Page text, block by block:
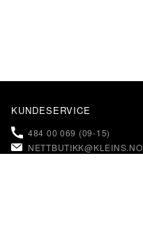
KUNDESERVICE
484 00 069 (09-15)
NETTBUTIKK@KLEINS.NO